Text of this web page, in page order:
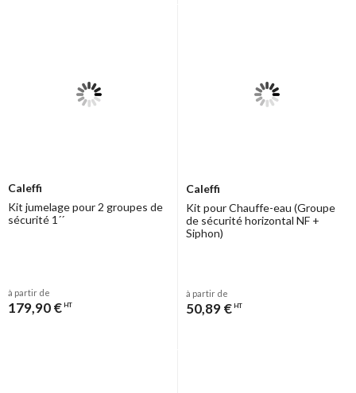
Caleffi
Kit jumelage pour 2 groupes de
sécurité 1´´
à partir de
179,90 € HT
Caleffi
Kit pour Chauffe-eau (Groupe
de sécurité horizontal NF +
Siphon)
à partir de
50,89 € HT